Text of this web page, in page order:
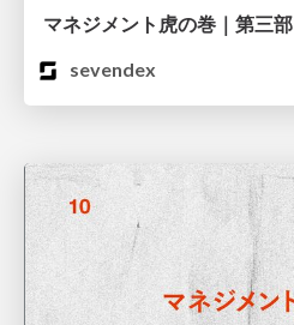
マネジメント虎の巻｜第三部
sevendex